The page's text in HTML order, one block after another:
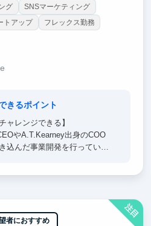
グ
SNSマーケティング
トアップ
フレックス勤務
きるポイント
ャレンジできる】
やA.T.Kearney出身のCOO
込んだ事業開発を行っていた
る環境が整っています。
注目
者におすすめ